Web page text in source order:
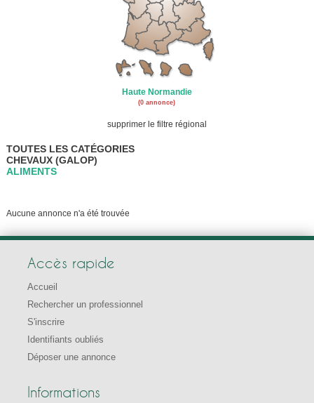
Haute Normandie
(0 annonce)
supprimer le filtre régional
TOUTES LES CATÉGORIES
CHEVAUX (GALOP)
ALIMENTS
Aucune annonce n'a été trouvée
Accès rapide
Accueil
Rechercher un professionnel
S'inscrire
Identifiants oubliés
Déposer une annonce
Informations